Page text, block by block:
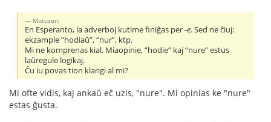
Mutusen:
En Esperanto, la adverboj kutime finiĝas per-e. Sed ne ĉiuj:
ekzample “hodiaŭ”, “nur”, ktp.
Mi ne komprenas kial. Miaopinie, “hodie” kaj “nure” estus
laŭregule logikaj.
Ĉu iu povas tion klarigi al mi?
Mi ofte vidis, kaj ankaŭ eĉ uzis, "nure". Mi opinias ke "nure"
estas ĝusta.